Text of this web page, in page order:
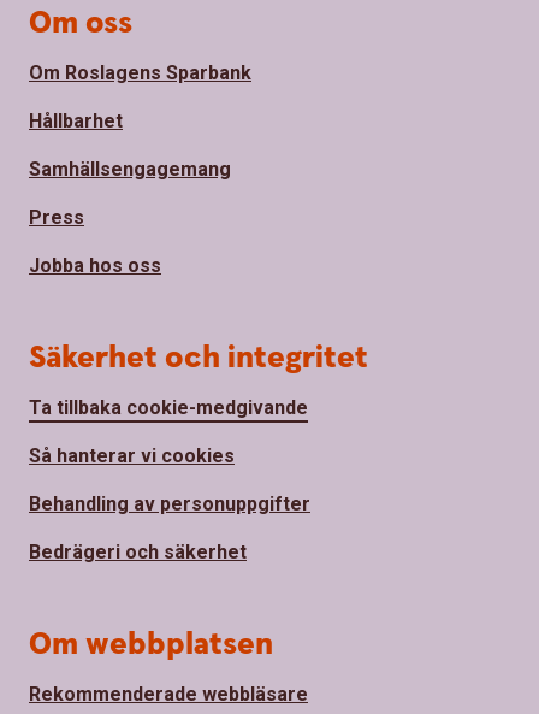
Om oss
Om Roslagens Sparbank
Hållbarhet
Samhällsengagemang
Press
Jobba hos oss
Säkerhet och integritet
Ta tillbaka cookie-medgivande
Så hanterar vi cookies
Behandling av personuppgifter
Bedrägeri och säkerhet
Om webbplatsen
Rekommenderade webbläsare